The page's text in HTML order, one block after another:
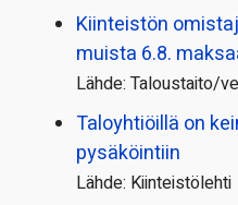
Kiinteistön
muista 6.8.
Lähde: Taloustaito/
Taloyhtiöillä on
pysäköintiin
Lähde: Kiinteistölehti